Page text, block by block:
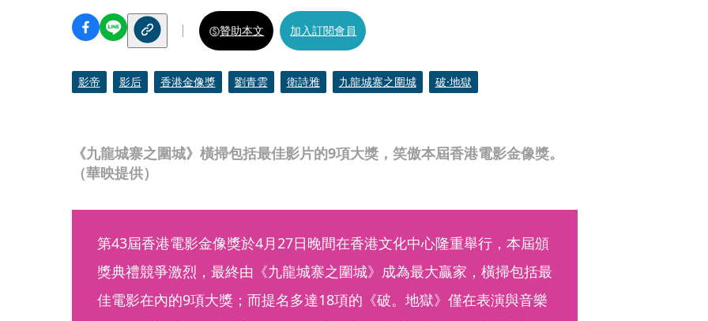
《九龍城寨之圍城》橫掃包括最佳影片的9項大獎，笑傲本屆香港電影金像獎。
（華映提供）
贊助本文 加入訂閱會員
影帝 影后 香港金像獎 劉青雲 衛詩雅 九龍城寨之圍城 破·地獄
第43屆香港電影金像獎於4月27日晚間在香港文化中心隆重舉行，本屆頒
獎典禮競爭激烈，最終由《九龍城寨之圍城》成為最大贏家，橫掃包括最
佳電影在內的9項大獎；而提名多達18項的《破。地獄》僅在表演與音樂